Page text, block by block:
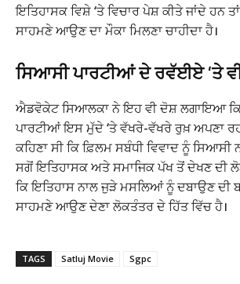
ਇਤਿਹਾਸਕ ਵਿਸ਼ੇ ‘ਤੇ ਵਿਚਾਰ ਪੇਸ਼ ਕੀਤੇ ਜਾਂਦੇ ਹਨ
ਸਾਹਮਣੇ ਆਉਣ ਦਾ ਮੌਕਾ ਮਿਲਣਾ ਚਾਹੀਦਾ ਹੈ।
ਸਿਆਸੀ ਪਾਰਟੀਆਂ ਦੇ ਰਵੱਈਏ ‘ਤੇ ਵੀ
ਐਡਵੋਕੇਟ ਸਿਆਲਕਾ ਨੇ ਇਹ ਵੀ ਦੋਸ਼ ਲਗਾਇਆ
ਪਾਰਟੀਆਂ ਇਸ ਮੁੱਦੇ ‘ਤੇ ਵੱਖਰੇ-ਵੱਖਰੇ ਰੁਖ਼ ਅਪਣਾ
ਕਹਿਣਾ ਸੀ ਕਿ ਫ਼ਿਲਮ ਸਬੰਧੀ ਵਿਵਾਦ ਨੂੰ ਸਿਆਸੀ
ਸਗੋਂ ਇਤਿਹਾਸਕ ਅਤੇ ਸਮਾਜਿਕ ਪੱਖ ਤੋਂ ਦੇਖਣ ਦੀ
ਕਿ ਇਤਿਹਾਸ ਨਾਲ ਜੁੜੇ ਮਸਲਿਆਂ ਨੂੰ ਦਬਾਉਣ ਦੀ
ਸਾਹਮਣੇ ਆਉਣ ਦੇਣਾ ਲੋਕਤੰਤਰ ਦੇ ਹਿੱਤ ਵਿੱਚ ਹੈ।
TAGS Satluj Movie Sgpc